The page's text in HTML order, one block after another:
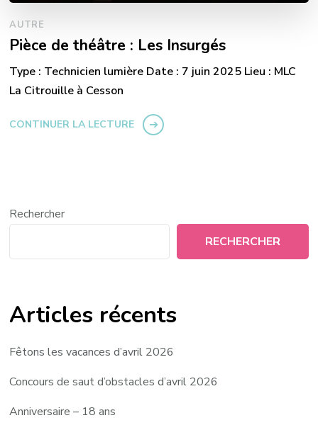
AUTRE
Pièce de théâtre : Les Insurgés
Type : Technicien lumière Date : 7 juin 2025 Lieu : MLC
La Citrouille à Cesson
CONTINUER LA LECTURE
Rechercher
RECHERCHER
Articles récents
Fêtons les vacances d’avril 2026
Concours de saut d’obstacles d’avril 2026
Anniversaire – 18 ans